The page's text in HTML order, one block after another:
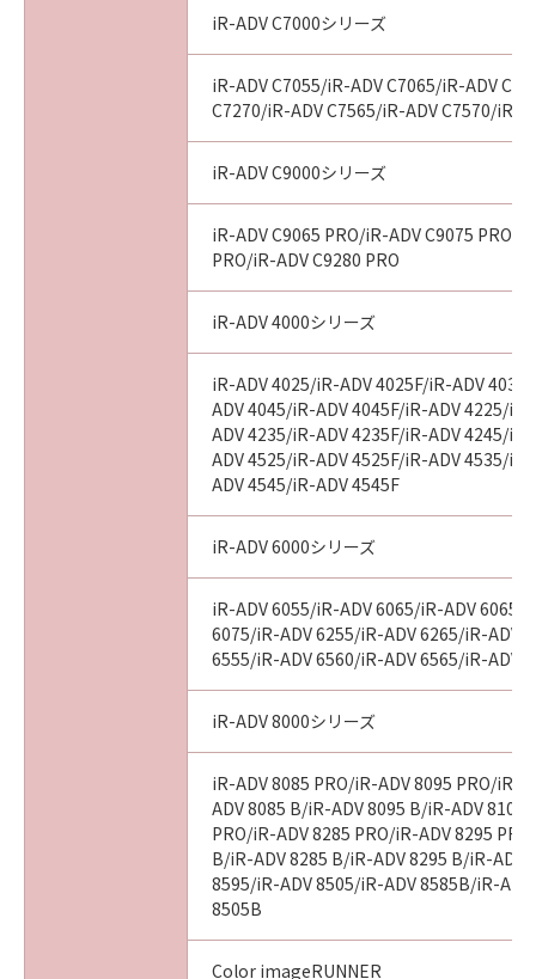
iR-ADV C7000シリーズ
iR-ADV C7055/iR-ADV C7065/iR-ADV
C7270/iR-ADV C7565/iR-ADV C7570/iR-
iR-ADV C9000シリーズ
iR-ADV C9065 PRO/iR-ADV C9075 PRO/
PRO/iR-ADV C9280 PRO
iR-ADV 4000シリーズ
iR-ADV 4025/iR-ADV 4025F/iR-ADV
ADV 4045/iR-ADV 4045F/iR-ADV 4225/
ADV 4235/iR-ADV 4235F/iR-ADV 4245/
ADV 4525/iR-ADV 4525F/iR-ADV 4535/
ADV 4545/iR-ADV 4545F
iR-ADV 6000シリーズ
iR-ADV 6055/iR-ADV 6065/iR-ADV 6065-
6075/iR-ADV 6255/iR-ADV 6265/iR-ADV
6555/iR-ADV 6560/iR-ADV 6565/iR-ADV
iR-ADV 8000シリーズ
iR-ADV 8085 PRO/iR-ADV 8095 PRO/iR-
ADV 8085 B/iR-ADV 8095 B/iR-ADV 8105
PRO/iR-ADV 8285 PRO/iR-ADV 8295
B/iR-ADV 8285 B/iR-ADV 8295 B/iR-ADV
8595/iR-ADV 8505/iR-ADV 8585B/iR-
8505B
Color imageRUNNER